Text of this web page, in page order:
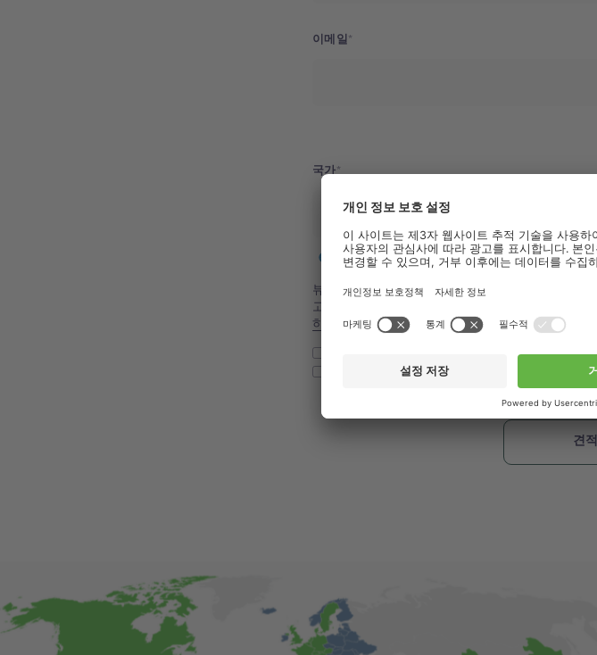
이메일
국가
Processing...
뷰키코리아는 어플리케이션 노트, 가이드북, 웨비
고 있습니다. 따라서 이메일 발송을 위해 개인 정보
하의 개인 정보 사용 및 처리 방법을 확인하실 수 있
www.buchi.com의 개인 정보 보호 정책을 읽었
www.buchi.com에서 마케팅 자료를 보내는 것